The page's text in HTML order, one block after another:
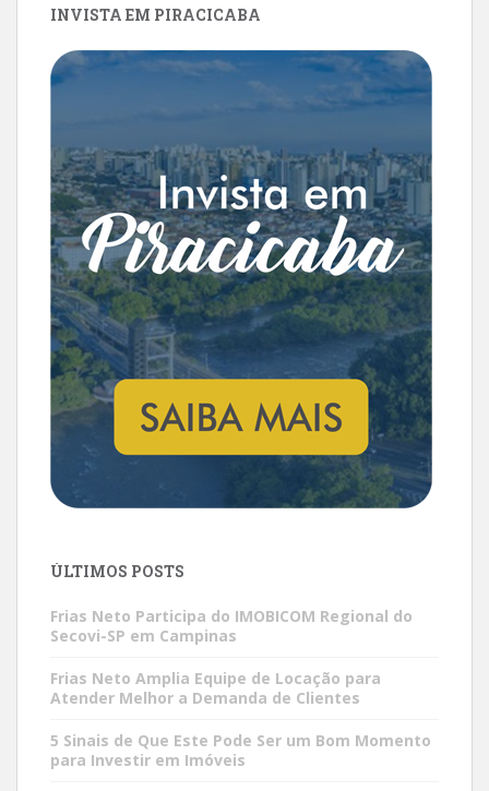
INVISTA EM PIRACICABA
ÚLTIMOS POSTS
Frias Neto Participa do IMOBICOM Regional do
Secovi-SP em Campinas
Frias Neto Amplia Equipe de Locação para
Atender Melhor a Demanda de Clientes
5 Sinais de Que Este Pode Ser um Bom Momento
para Investir em Imóveis